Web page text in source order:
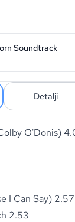
Soundtrack
Detalji
O'Donis)
I Can Say) 2.57
2.53